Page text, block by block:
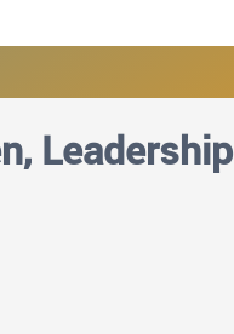
Leadership